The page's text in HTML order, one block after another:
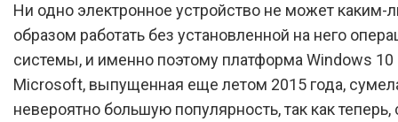
Найден способ увеличить
скорость работы Windows
два раза
Ни одно электронное устройство не может каким-
образом работать без установленной на него
системы, и именно поэтому платформа Windows 10
Microsoft, выпущенная еще летом 2015 года,
невероятно большую популярность, так как теперь,